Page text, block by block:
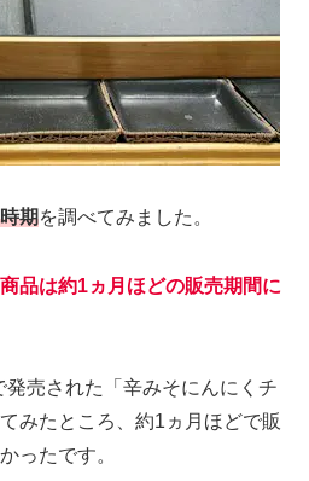
期を調べてみました。
品は約1ヵ月ほどの販売期間に
売された「辛みそにんにくチ
みたところ、約1ヵ月ほどで販
ったです。